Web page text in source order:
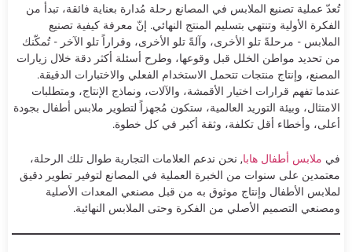
تُعدّ عملية تصنيع الملابس في المصانع رحلة مُدارة بعناية فائقة، تبدأ من
الفكرة الأولية وتنتهي بتسليم المنتج النهائي. إنّ معرفة كيفية تصنيع
الملابس - مرحلةً تلو الأخرى، وآلةً تلو الأخرى، وقراراً تلو الآخر - تُمكّنك
من تحديد مواطن الخلل قبل وقوعها، وطرح أسئلة أكثر دقة خلال زيارات
المصنع، وإنتاج منتجات تتحمل الاستخدام الفعلي والاختبارات الدقيقة.
عندما تفهم قرارات اختيار الأقمشة، والآلات، ونماذج الإنتاج، ومتطلبات
الامتثال، وبيئة التوريد العالمية، ستكون مُجهزاً لتطوير ملابس أطفال بجودة
أعلى، وأخطاء أقل تكلفة، وثقة أكبر في كل خطوة.
في ملابس أطفال هابا, نحن ندعم العلامات التجارية طوال تلك الرحلة،
معتمدين على سنوات من الخبرة العملية في المصانع لتوفير تطوير دقيق
لملابس الأطفال وإنتاج موثوق به من قبل مصنعي المعدات الأصلية
ومصنعي التصميم الأصلي من الفكرة وحتى الملابس النهائية.